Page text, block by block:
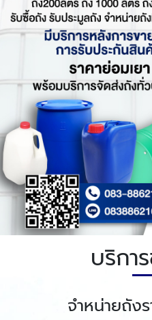
บริกา
จำหน่ายถัง